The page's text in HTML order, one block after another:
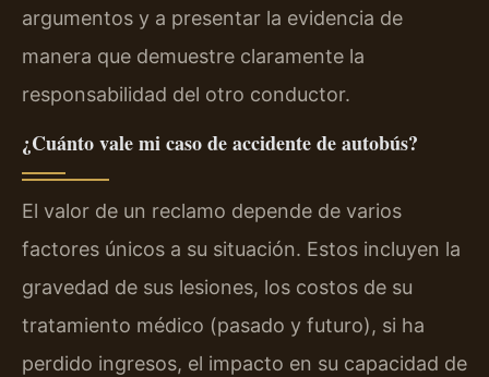
argumentos y a presentar la evidencia de
manera que demuestre claramente la
responsabilidad del otro conductor.
¿Cuánto vale mi caso de accidente de autobús?
El valor de un reclamo depende de varios
factores únicos a su situación. Estos incluyen la
gravedad de sus lesiones, los costos de su
tratamiento médico (pasado y futuro), si ha
perdido ingresos, el impacto en su capacidad de